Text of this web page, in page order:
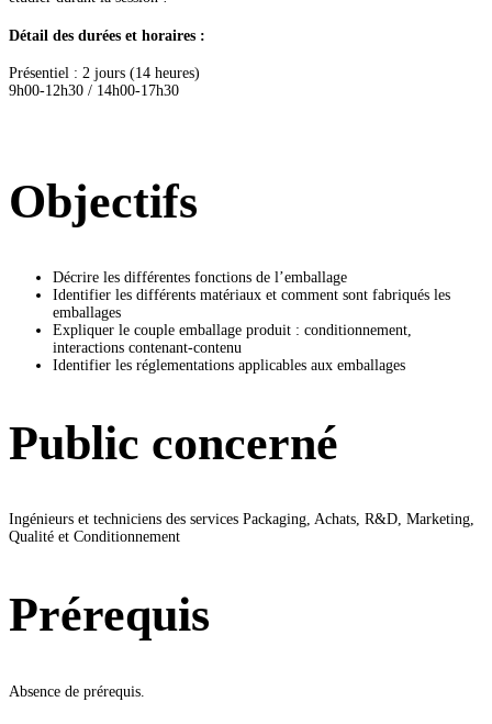
Détail des durées et horaires :
Présentiel : 2 jours (14 heures)
9h00-12h30 / 14h00-17h30
Objectifs
Décrire les différentes fonctions de l’emballage
Identifier les différents matériaux et comment sont fabriqués les
emballages
Expliquer le couple emballage produit : conditionnement,
interactions contenant-contenu
Identifier les réglementations applicables aux emballages
Public concerné
Ingénieurs et techniciens des services Packaging, Achats, R&D, Marketing,
Qualité et Conditionnement
Prérequis
Absence de prérequis.